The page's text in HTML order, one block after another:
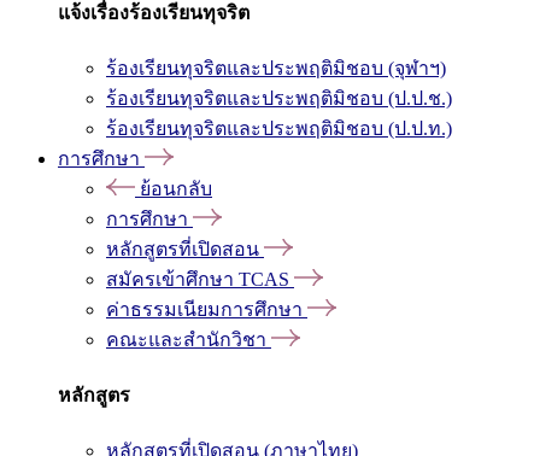
แจ้งเรื่องร้องเรียนทุจริต
ร้องเรียนทุจริตและประพฤติมิชอบ (จุฬาฯ)
ร้องเรียนทุจริตและประพฤติมิชอบ (ป.ป.ช.)
ร้องเรียนทุจริตและประพฤติมิชอบ (ป.ป.ท.)
การศึกษา
ย้อนกลับ
การศึกษา
หลักสูตรที่เปิดสอน
สมัครเข้าศึกษา TCAS
ค่าธรรมเนียมการศึกษา
คณะและสำนักวิชา
หลักสูตร
หลักสูตรที่เปิดสอน (ภาษาไทย)